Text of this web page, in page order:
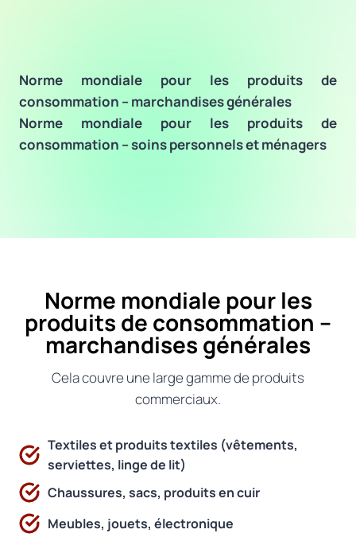
Norme mondiale pour les produits de
consommation – marchandises générales
Norme mondiale pour les produits de
consommation – soins personnels et ménagers
Norme mondiale pour les
produits de consommation –
marchandises générales
Cela couvre une large gamme de produits
commerciaux.
Textiles et produits textiles (vêtements,
serviettes, linge de lit)
Chaussures, sacs, produits en cuir
Meubles, jouets, électronique